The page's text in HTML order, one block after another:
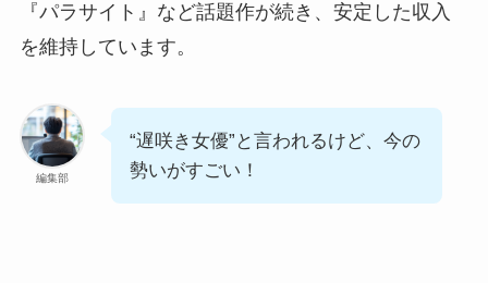
『パラサイト』など話題作が続き、安定した収入
を維持しています。
編集部
“遅咲き女優”と言われるけど、今の
勢いがすごい！